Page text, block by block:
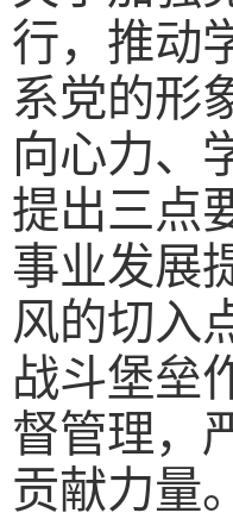
行，推动
系党的形
向心力、
提出三点
事业发展
风的切入
战斗堡垒
督管理，
贡献力量。